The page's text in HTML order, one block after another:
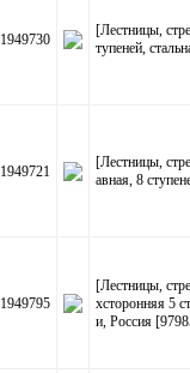
1949730
[Лестницы,
тупеней,
1949721
[Лестницы,
авная, 8
1949795
[Лестницы,
хсторонняя 5
и, Россия